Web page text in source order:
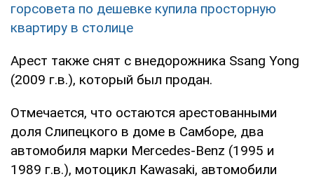
горсовета по дешевке купила просторную
квартиру в столице
Арест также снят с внедорожника Ssang Yong
(2009 г.в.), который был продан.
Отмечается, что остаются арестованными
доля Слипецкого в доме в Самборе, два
автомобиля марки Mercedes-Benz (1995 и
1989 г.в.), мотоцикл Кawasaki, автомобили